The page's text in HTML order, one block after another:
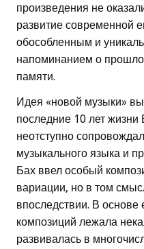
произведения не
развитие современной
обособленным и
напоминанием о
памяти.
Идея «новой музыки»
последние 10 лет жизни
неотступно
музыкального языка и
Бах ввел особый
вариации, но в том
впоследствии. В основе
композиций лежала
развивалась в